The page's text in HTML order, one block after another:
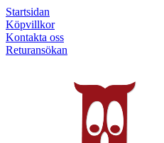
Startsidan
Köpvillkor
Kontakta oss
Returansökan